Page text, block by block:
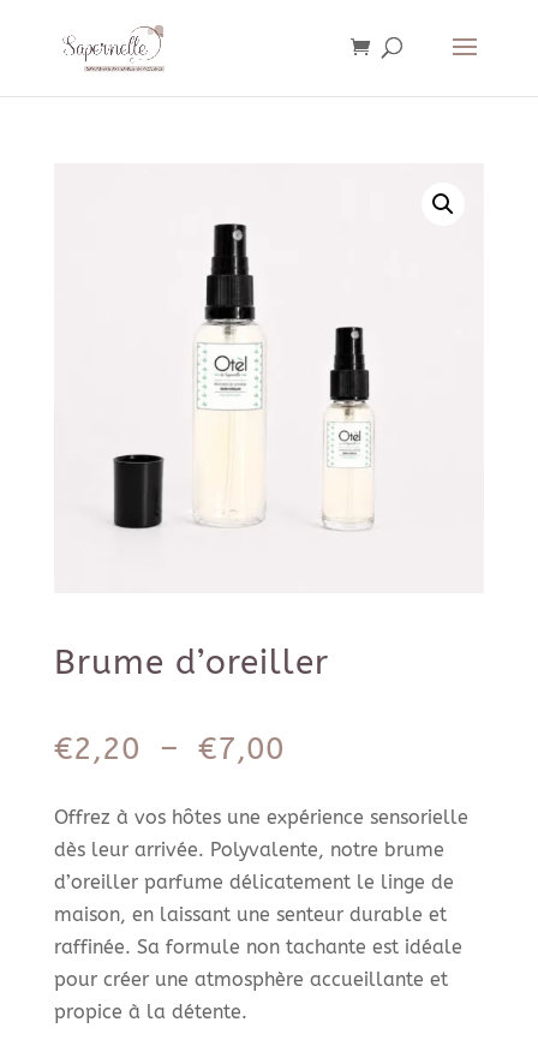
Brume d’oreiller
€2,20 – €7,00
prix :
€2,20
à
€7,00
Offrez à vos hôtes une expérience sensorielle
dès leur arrivée. Polyvalente, notre brume
d’oreiller parfume délicatement le linge de
maison, en laissant une senteur durable et
raffinée. Sa formule non tachante est idéale
pour créer une atmosphère accueillante et
propice à la détente.